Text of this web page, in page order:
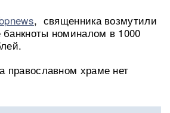
, священника возмутили
номиналом в 1000
православном храме нет